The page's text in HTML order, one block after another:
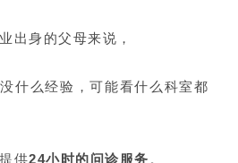
出身的父母来说，
什么经验，可能看什么科室都
供24小时的问诊服务 。